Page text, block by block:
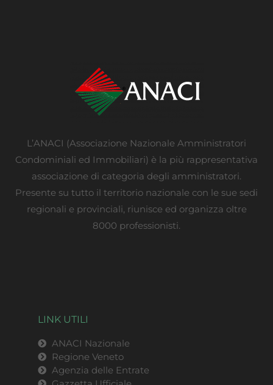
L’ANACI (Associazione Nazionale Amministratori
Condominiali ed Immobiliari) è la più rappresentativa
associazione di categoria degli amministratori.
Presente su tutto il territorio nazionale con le sue sedi
regionali e provinciali, riunisce ed organizza oltre
8000 professionisti.
LINK UTILI
ANACI Nazionale
Regione Veneto
Agenzia delle Entrate